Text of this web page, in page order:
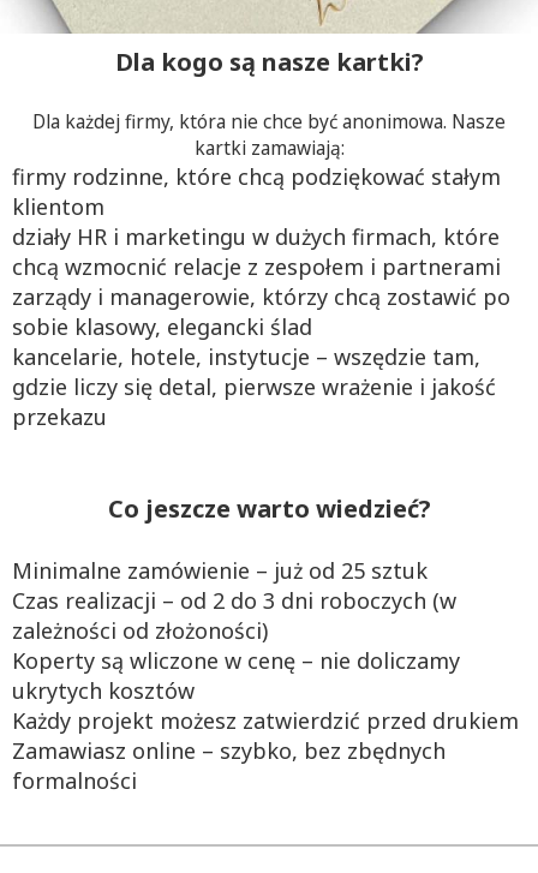
Dla kogo są nasze kartki?
Dla każdej firmy, która nie chce być anonimowa. Nasze
kartki zamawiają:
firmy rodzinne, które chcą podziękować stałym
klientom
działy HR i marketingu w dużych firmach, które
chcą wzmocnić relacje z zespołem i partnerami
zarządy i managerowie, którzy chcą zostawić po
sobie klasowy, elegancki ślad
kancelarie, hotele, instytucje – wszędzie tam,
gdzie liczy się detal, pierwsze wrażenie i jakość
przekazu
Co jeszcze warto wiedzieć?
Minimalne zamówienie – już od 25 sztuk
Czas realizacji – od 2 do 3 dni roboczych (w
zależności od złożoności)
Koperty są wliczone w cenę – nie doliczamy
ukrytych kosztów
Każdy projekt możesz zatwierdzić przed drukiem
Zamawiasz online – szybko, bez zbędnych
formalności